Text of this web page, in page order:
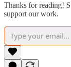
Thanks for reading!
support our work.